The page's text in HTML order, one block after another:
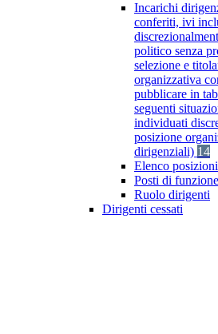
Incarichi
conferiti, ivi
politico senza
selezione e
organizzativa
pubblicare in
seguenti
individuati
posizione
dirigenziali) 14
Elenco
Posti di
Ruolo dirigenti
Dirigenti cessati